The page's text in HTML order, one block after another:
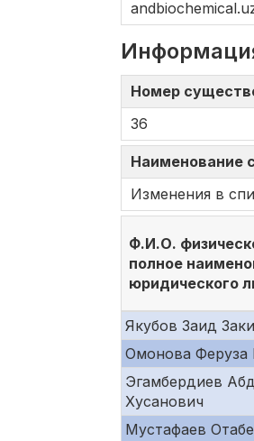
Номер
36
Наименование
Изменения в
Ф.И.О.
полное
юридического
Якубов Заид
Омонова Феруза
Эгамбердиев
Хусанович
Мустафаев